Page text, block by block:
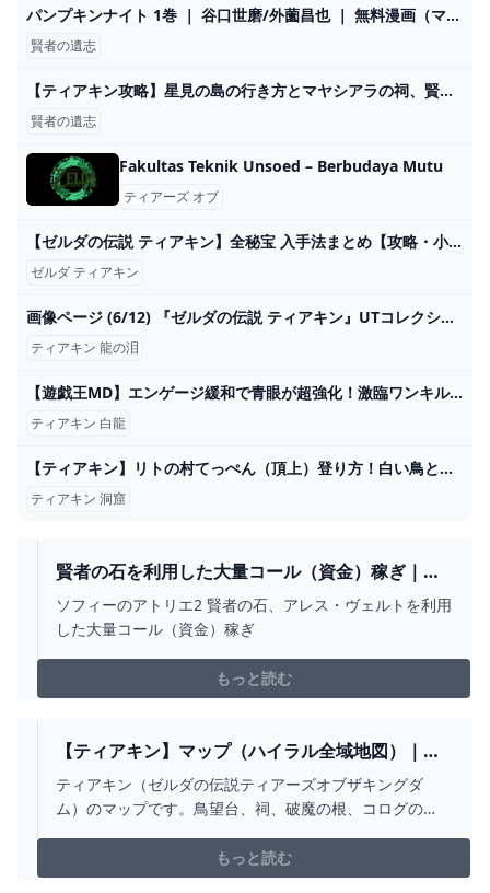
パンプキンナイト 1巻 ｜ 谷口世磨/外薗昌也 ｜ 無料漫画（マンガ）ならコミックシーモア
賢者の遺志
【ティアキン攻略】星見の島の行き方とマヤシアラの祠、賢者の遺志。【ゼルダの伝説 ティアーズ オブ ザ キングダム】 - سی وید
賢者の遺志
Fakultas Teknik Unsoed – Berbudaya Mutu
ティアーズ オブ
【ゼルダの伝説 ティアキン】全秘宝 入手法まとめ【攻略・小ネタ・検証】【ゼルダの伝説 ティアーズオブザキングダム】【ティアキン】【totk】【ゼルダ】 - YouTube
ゼルダ ティアキン
画像ページ (6/12) 『ゼルダの伝説 ティアキン』UTコレクションが発売中、ラインアップ一挙紹介。白龍の瞳から落ちる泪が印象的 ゲーム・エンタメ最新情報のファミ通.com
ティアキン 龍の泪
【遊戯王MD】エンゲージ緩和で青眼が超強化！激臨ワンキル青眼vsナチュルホルス【マスターデュエル】 #shorts - YouTube
ティアキン 白龍
【ティアキン】リトの村てっぺん（頂上）登り方！白い鳥と洞窟の場所
ティアキン 洞窟
賢者の石を利用した大量コール（資金）稼ぎ｜ソ
フィーのアトリエ2 攻略のナノゲームス
ソフィーのアトリエ2 賢者の石、アレス・ヴェルトを利用
した大量コール（資金）稼ぎ
もっと読む
【ティアキン】マップ（ハイラル全域地図）｜ゼ
ルダの伝説ティアーズオブザキングダム
ティアキン（ゼルダの伝説ティアーズオブザキングダ
ム）のマップです。鳥望台、祠、破魔の根、コログの
ネル、グリオーク、デグガーマ、龍の泪、ゾナウギア製
造機、大妖精の泉、深穴、洞窟、井戸、女神像、料理
もっと読む